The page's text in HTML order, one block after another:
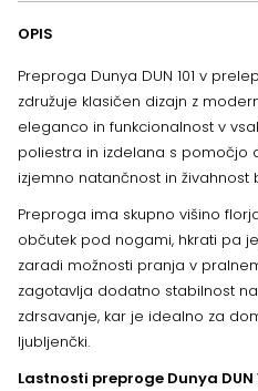
OPIS
Preproga Dunya DUN 101 v
združuje klasičen dizajn z
eleganco in funkcionalnost v
poliestra in izdelana s pomočjo
izjemno natančnost in živahnost
Preproga ima skupno višino
občutek pod nogami, hkrati pa
zaradi možnosti pranja v
zagotavlja dodatno stabilnost
zdrsavanje, kar je idealno za
ljubljenčki.
Lastnosti preproge Dunya DUN